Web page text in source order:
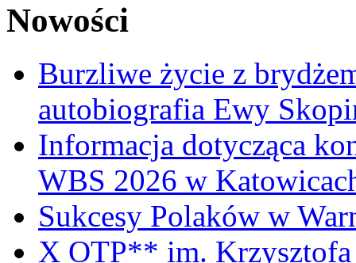
Nowości
Burzliwe życie z
autobiografia Ewy
Informacja dotycząca
WBS 2026 w
Sukcesy Polaków w
X OTP** im. Krzysztofa